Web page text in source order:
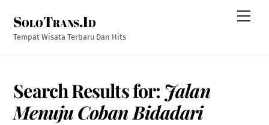
content
SoloTrans.Id
Tempat Wisata Terbaru Dan Hits
Search Results for: Jalan
Menuju Coban Bidadari